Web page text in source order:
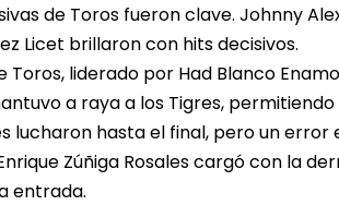
de Toros fueron clave. Johnny
Licet brillaron con hits decisivos.
Toros, liderado por Had Blanco
a raya a los Tigres,
lucharon hasta el final, pero un
Zúñiga Rosales cargó con la
entrada.